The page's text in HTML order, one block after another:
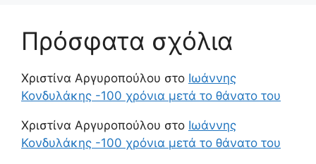
Πρόσφατα σχόλια
Χριστίνα Αργυροπούλου στο Ιωάννης
Κονδυλάκης -100 χρόνια μετά το θάνατο του
Χριστίνα Αργυροπούλου στο Ιωάννης
Κονδυλάκης -100 χρόνια μετά το θάνατο του